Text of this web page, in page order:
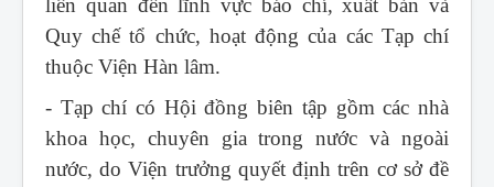
liên quan đến lĩnh vực báo chí, xuất bản và
Quy chế tổ chức, hoạt động của các Tạp chí
thuộc Viện Hàn lâm.
- Tạp chí có Hội đồng biên tập gồm các nhà
khoa học, chuyên gia trong nước và ngoài
nước, do Viện trưởng quyết định trên cơ sở đề